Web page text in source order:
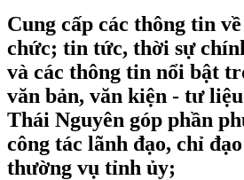
Cung cấp các thông tin
chức; tin tức, thời sự
và các thông tin nổi bật
văn bản, văn kiện - tư
Thái Nguyên góp phần
công tác lãnh đạo, chỉ
thường vụ tỉnh ủy;